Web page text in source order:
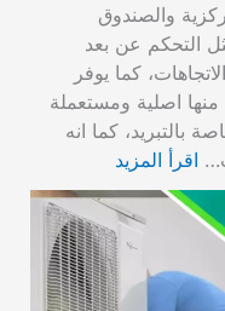
والصندوق
التحكم عن بعد
كما يوفر
اصلية ومستعملة
بالتبريد، كما انه
اقرأ المزيد